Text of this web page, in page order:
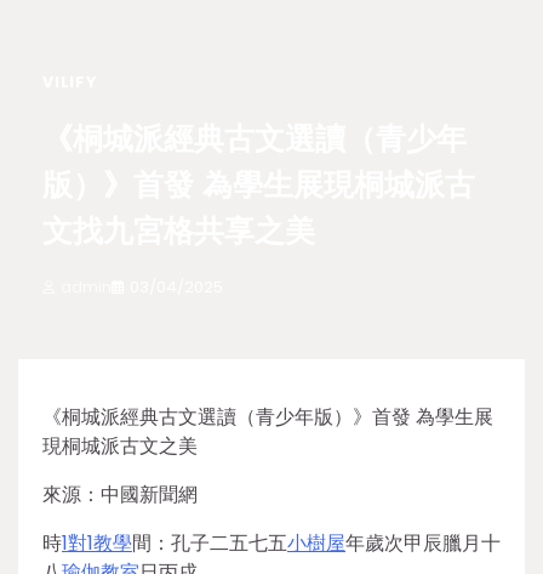
《桐城派經典古文選讀（青少年版）》首發 為學生展
現桐城派古文之美
來源：中國新聞網
時1對1教學間：孔子二五七五小樹屋年歲次甲辰臘月十